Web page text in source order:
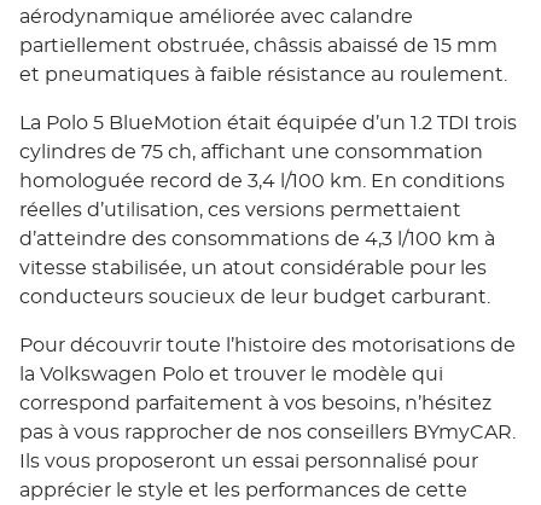
aérodynamique améliorée avec calandre
partiellement obstruée, châssis abaissé de 15 mm
et pneumatiques à faible résistance au roulement.
La Polo 5 BlueMotion était équipée d’un 1.2 TDI trois
cylindres de 75 ch, affichant une consommation
homologuée record de 3,4 l/100 km. En conditions
réelles d’utilisation, ces versions permettaient
d’atteindre des consommations de 4,3 l/100 km à
vitesse stabilisée, un atout considérable pour les
conducteurs soucieux de leur budget carburant.
Pour découvrir toute l’histoire des motorisations de
la Volkswagen Polo et trouver le modèle qui
correspond parfaitement à vos besoins, n’hésitez
pas à vous rapprocher de nos conseillers BYmyCAR.
Ils vous proposeront un essai personnalisé pour
apprécier le style et les performances de cette